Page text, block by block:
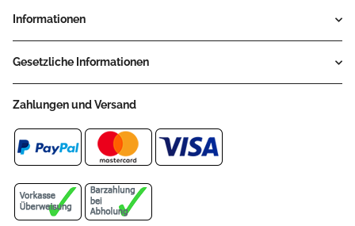
Informationen
Gesetzliche Informationen
Zahlungen und Versand